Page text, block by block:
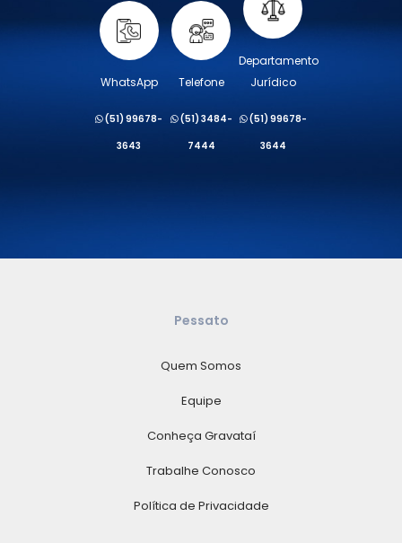
WhatsApp
(51) 99678-
3643
Telefone
(51) 3484-
7444
Departamento
Jurídico
(51) 99678-
3644
Pessato
Quem Somos
Equipe
Conheça Gravataí
Trabalhe Conosco
Política de Privacidade